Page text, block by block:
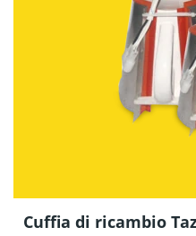
Cuffia di ricambio